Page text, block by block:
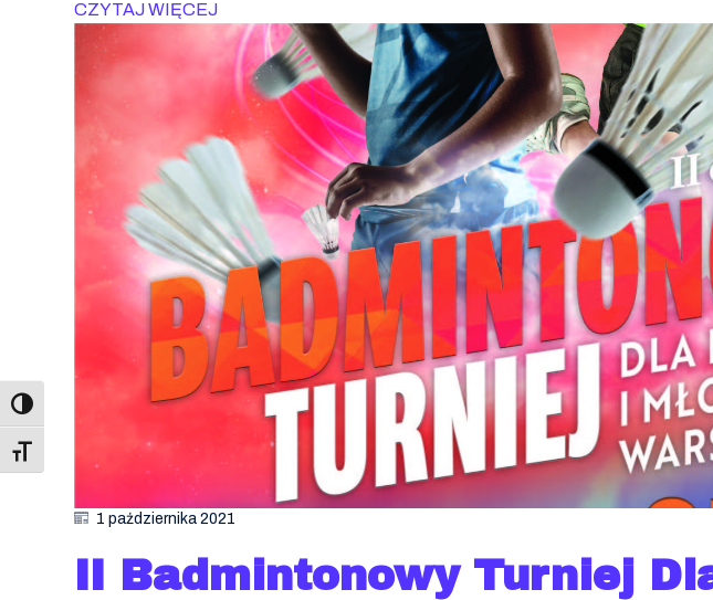
Toggle Font size
CZYTAJ WIĘCEJ
1 października 2021
II Badmintonowy Turniej